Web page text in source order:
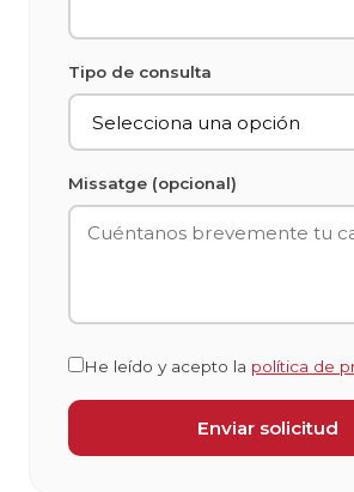
Tipo de consulta
Missatge (opcional)
He leído y acepto la política de
Enviar solicitud